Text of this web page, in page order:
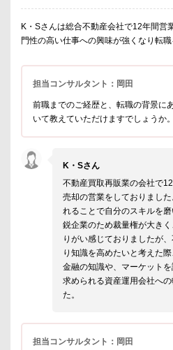
K・Sさんは総合不動産会社で12年間営
門性の高い仕事への興味が強くなり転職
担当コンサルタント：岡田
前職までのご経歴と、転職の背景に
いて教えていただけますでしょうか。
K・Sさん
不動産買取再販業の会社で
売却の営業をしておりまし
れることで自分のスキルを
鋭企業のため裁量権が大き
りがい感じておりましたが
り知識を高めたいと考えた
金融の知識や、マーケット
求められる資産運用会社へ
た。
担当コンサルタント：岡田